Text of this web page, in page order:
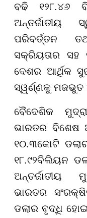
ବଢି ୧୨୮.୪୬
ଅନ୍ତର୍ଜାତୀୟ
ପରିବର୍ତ୍ତନ
ସକ୍ରିୟତାର ସହ
ଦେଶର ଆର୍ଥିକ
ସ୍ୱର୍ଣ୍ଣକୁ ମଜଭୁତ
ବୈଦେଶିକ
ଭାରତର ବିଶେଷ
୧୦.୩କୋଟି
୧୮.୯୨ବିଲିୟନ
ଅନ୍ତର୍ଜାତୀୟ
ଭାରତର
ଡଲାର ବୃଦ୍ଧି